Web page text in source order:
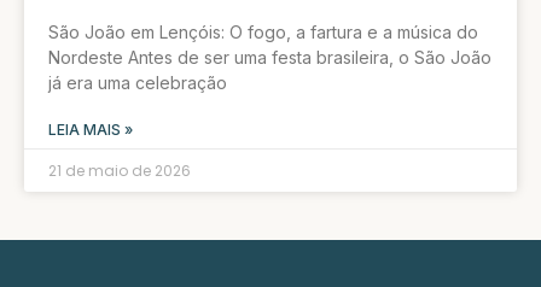
São João em Lençóis: O fogo, a fartura e a música do
Nordeste Antes de ser uma festa brasileira, o São João
já era uma celebração
LEIA MAIS »
21 de maio de 2026